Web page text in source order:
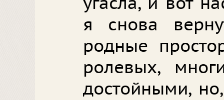
я снова
родные
ролевых,
достойными,